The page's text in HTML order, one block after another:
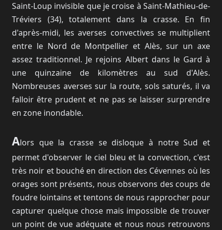
Saint-Loup invisible que je croise à Saint-Mathieu-de-
Tréviers (34), totalement dans la crasse. En fin
d'après-midi, les averses convectives se multiplient
entre le Nord de Montpellier et Alès, sur un axe
assez traditionnel. Je rejoins Albert dans le Gard à
une quinzaine de kilomètres au sud d'Alès.
Nombreuses averses sur la route, sols saturés, il va
falloir être prudent et ne pas se laisser surprendre
en zone inondable.
Alors que la crasse se disloque à notre Sud et
permet d'observer le ciel bleu et la convection, c'est
très noir et bouché en direction des Cévennes où les
orages sont présents, nous observons des coups de
foudre lointains et tentons de nous rapprocher pour
capturer quelque chose mais impossible de trouver
un point de vue adéquate et nous nous retrouvons